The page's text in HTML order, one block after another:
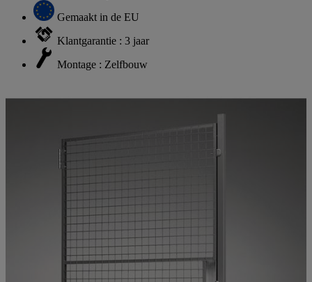
Gemaakt in de EU
Klantgarantie : 3 jaar
Montage : Zelfbouw